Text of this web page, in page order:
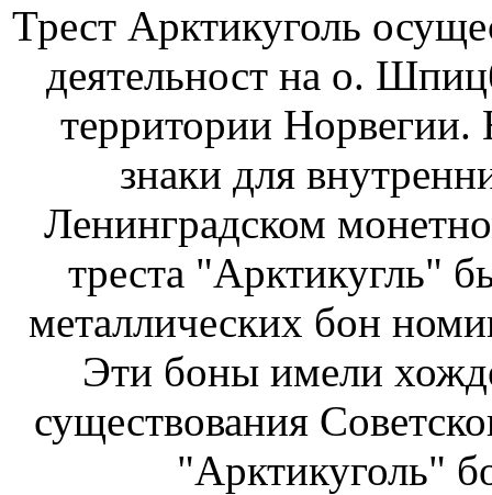
Трест Арктикуголь
деятельност на о.
территории
знаки для
Ленинградском
треста "Арктикугль"
металлических бон
Эти боны имели
существования
"Арктикуголь"